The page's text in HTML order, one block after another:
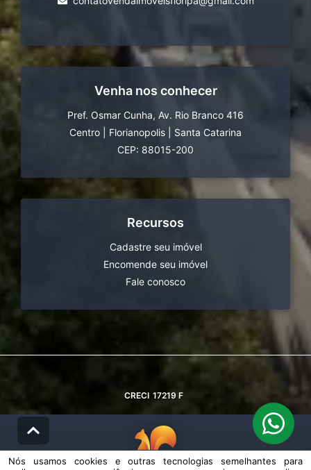
Venha nos conhecer
Pref. Osmar Cunha, Av. Rio Branco 416
Centro
Florianopolis
Santa Catarina
CEP: 88015-200
Recursos
Cadastre seu imóvel
Encomende seu imóvel
Fale conosco
CRECI 17219 F
Nós usamos cookies e outras tecnologias semelhantes para